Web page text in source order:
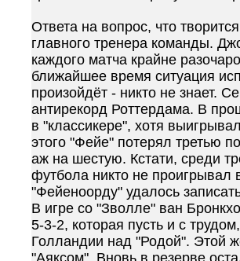
Ответа на вопрос, что
главного тренера команды.
каждого матча крайне
ближайшее время ситуация
произойдёт - никто не знает.
антирекорд Роттердама. В
в "классикере", хотя
этого "Фейе" потерял третью
аж на шестую. Кстати, среди
футбола никто не проигрывал
"Фейеноорду" удалось
В игре со "Зволле" ван
5-3-2, которая пусть и с
Голландии над "Родой". Этой
"Аяксом". Вновь в резерве